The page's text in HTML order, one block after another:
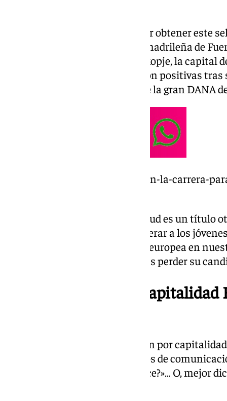
Málaga competirá en la final por obtener este
Youth Forum contra la ciudad madrileña de
Chisinau, la italiana Parma y Skopje, la capital
de la candidatura malagueña son positivas
pasada semana, un día antes de la gran DANA
https://www.101tv.es/malaga-en-la-carrera-
La Capital Europea de la Juventud es un título
Juventud diseñado para empoderar a los
juvenil y fortalecer la identidad europea en
segunda vez que se presenta tras perder su
¿En qué consiste la Capitalidad
Siempre que las ciudades luchan por
entre la ciudadanía -y los medios de
para qué vale? ¿En qué se traduce?»… O, mejor